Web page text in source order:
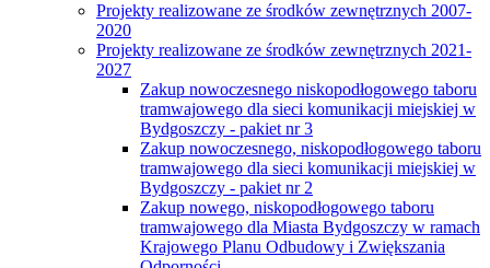
Projekty realizowane ze środków zewnętrznych 2007-
2020
Projekty realizowane ze środków zewnętrznych 2021-
2027
Zakup nowoczesnego niskopodłogowego taboru
tramwajowego dla sieci komunikacji miejskiej w
Bydgoszczy - pakiet nr 3
Zakup nowoczesnego, niskopodłogowego taboru
tramwajowego dla sieci komunikacji miejskiej w
Bydgoszczy - pakiet nr 2
Zakup nowego, niskopodłogowego taboru
tramwajowego dla Miasta Bydgoszczy w ramach
Krajowego Planu Odbudowy i Zwiększania